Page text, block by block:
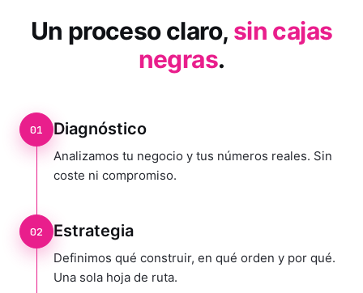
Un proceso claro, sin cajas
negras.
01 Diagnóstico
Analizamos tu negocio y tus números reales. Sin
coste ni compromiso.
02 Estrategia
Definimos qué construir, en qué orden y por qué.
Una sola hoja de ruta.